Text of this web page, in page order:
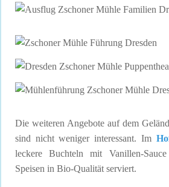
Die weiteren Angebote auf dem
sind nicht weniger interessant. Im
leckere Buchteln mit Vanillen-
Speisen in Bio-Qualität serviert.